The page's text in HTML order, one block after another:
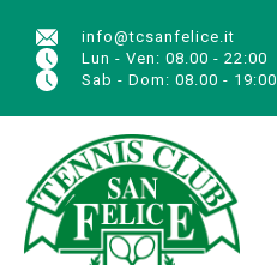
info@tcsanfelice.it
Lun - Ven: 08.00 - 22:00
Sab - Dom: 08.00 - 19:00